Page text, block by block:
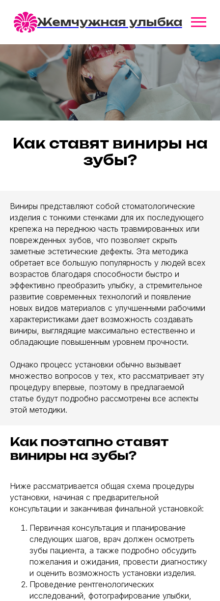
Жемчужная улыбка
Как ставят виниры на
зубы?
Виниры представляют собой стоматологические
изделия с тонкими стенками для их последующего
крепежа на переднюю часть травмированных или
поврежденных зубов, что позволяет скрыть
заметные эстетические дефекты. Эта методика
обретает все большую популярность у людей всех
возрастов благодаря способности быстро и
эффективно преобразить улыбку, а стремительное
развитие современных технологий и появление
новых видов материалов с улучшенными рабочими
характеристиками дает возможность создавать
виниры, выглядящие максимально естественно и
обладающие повышенным уровнем прочности.
Однако процесс установки обычно вызывает
множество вопросов у тех, кто рассматривает эту
процедуру впервые, поэтому в предлагаемой
статье будут подробно рассмотрены все аспекты
этой методики.
Как поэтапно ставят
виниры на зубы?
Ниже рассматривается общая схема процедуры
установки, начиная с предварительной
консультации и заканчивая финальной установкой:
Первичная консультация и планирование
следующих шагов, врач должен осмотреть
зубы пациента, а также подробно обсудить
пожелания и ожидания, провести диагностику
и оценить возможность установки изделия.
Проведение рентгенологических
исследований, фотографирование улыбки,